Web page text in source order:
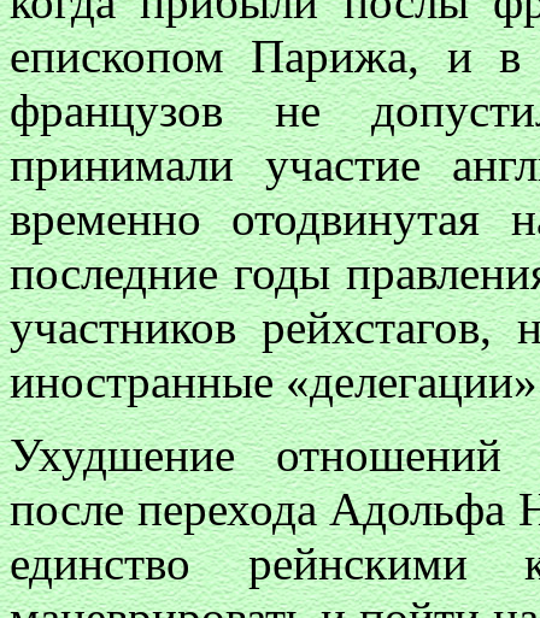
епископом Парижа, и в
французов не
принимали участие
временно
последние годы
участников рейхстагов,
иностранные
Ухудшение отношений
после перехода Адольфа
единство рейнскими